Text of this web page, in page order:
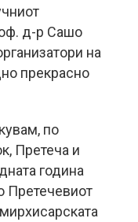
д-р Сашо
на
прекрасно
по
Претеча и
година
Претечевиот